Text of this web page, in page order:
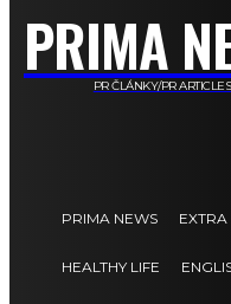
PRIMAPR ČLÁNKY/PR ARTICLES
PRIMA NEWS EXTRA
HEALTHY LIFE